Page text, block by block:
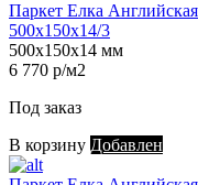
Паркет Елка
500х150х14/3
500х150х14 мм
6 770 р/м2
Под заказ
В корзину Добавлен